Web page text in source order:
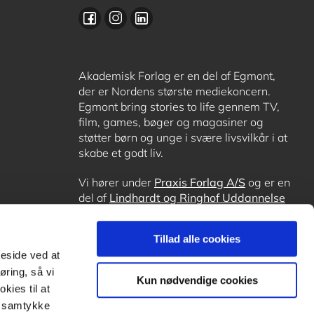
ved at
så vi
til at
Tillad alle cookies
Kun nødvendige cookies
Akademisk Forlag er en del af Egmont,
der er Nordens største mediekoncern.
Egmont bring stories to life gennem TV,
film, games, bøger og magasiner og
støtter børn og unge i svære livsvilkår i at
skabe et godt liv.
Vi hører under Praxis Forlag A/S og er en
del af Lindhardt og Ringhof Uddannelse
OrdblindetræningogForstå.dk.